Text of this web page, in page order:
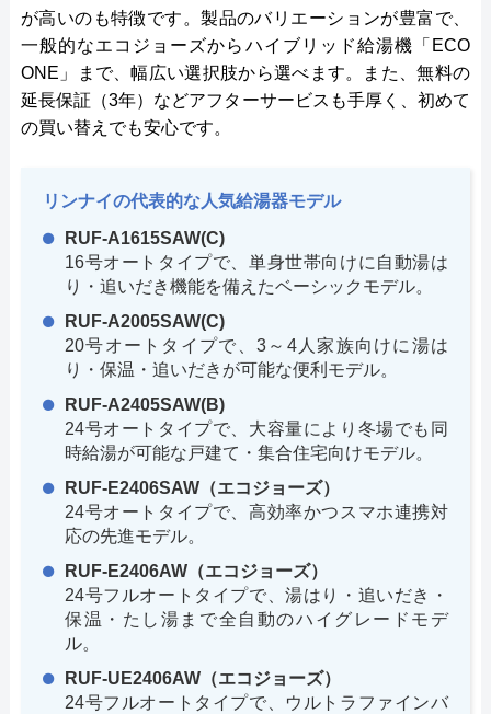
が高いのも特徴です。製品のバリエーションが豊富で、
一般的なエコジョーズからハイブリッド給湯機「ECO
ONE」まで、幅広い選択肢から選べます。また、無料の
延長保証（3年）などアフターサービスも手厚く、初めて
の買い替えでも安心です。
リンナイの代表的な人気給湯器モデル
RUF-A1615SAW(C)
16号オートタイプで、単身世帯向けに自動湯は
り・追いだき機能を備えたベーシックモデル。
RUF-A2005SAW(C)
20号オートタイプで、3～4人家族向けに湯は
り・保温・追いだきが可能な便利モデル。
RUF-A2405SAW(B)
24号オートタイプで、大容量により冬場でも同
時給湯が可能な戸建て・集合住宅向けモデル。
RUF-E2406SAW（エコジョーズ）
24号オートタイプで、高効率かつスマホ連携対
応の先進モデル。
RUF-E2406AW（エコジョーズ）
24号フルオートタイプで、湯はり・追いだき・
保温・たし湯まで全自動のハイグレードモデ
ル。
RUF-UE2406AW（エコジョーズ）
24号フルオートタイプで、ウルトラファインバ